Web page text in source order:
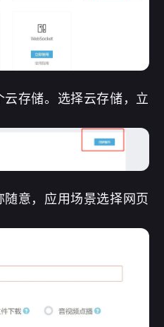
存储。选择云存储，立
意，应用场景选择网页